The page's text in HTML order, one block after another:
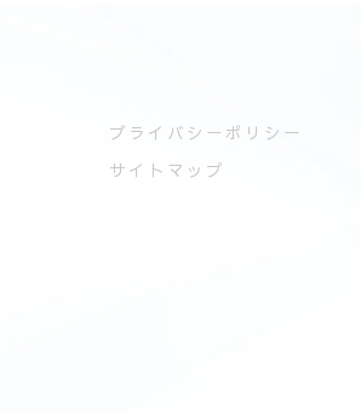
プライバシーポリシー
サイトマップ